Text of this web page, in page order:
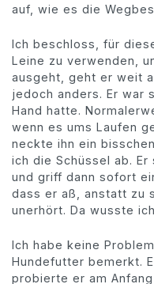
auf, wie es die
Ich beschloss, für
Leine zu verwenden,
ausgeht, geht er weit
jedoch anders. Er war
Hand hatte.
wenn es ums Laufen
neckte ihn ein
ich die Schüssel ab.
und griff dann sofort
dass er aß, anstatt zu
unerhört. Da wusste
Ich habe keine
Hundefutter bemerkt.
probierte er am